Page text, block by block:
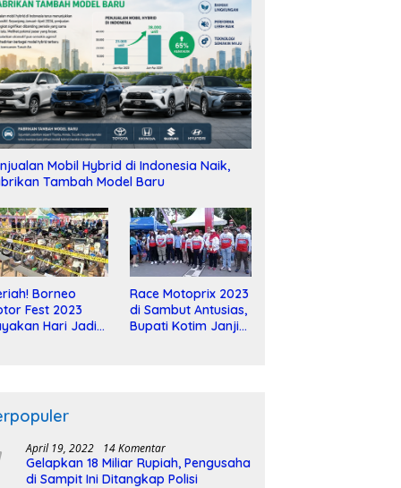
Mobil Hybrid di Indonesia Naik,
Tambah Model Baru
Borneo
Fest 2023
Hari Jadi
Race Motoprix 2023
di Sambut Antusias,
Bupati Kotim Janji
April 19, 2022 14 Komentar
Gelapkan 18 Miliar Rupiah, Pengusaha
di Sampit Ini Ditangkap Polisi